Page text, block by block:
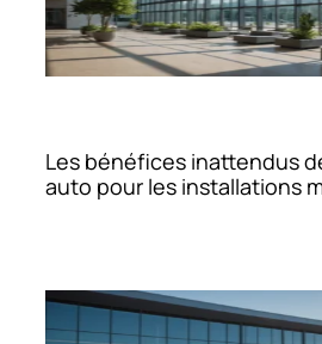
Les bénéfices inattendus
auto pour les installations